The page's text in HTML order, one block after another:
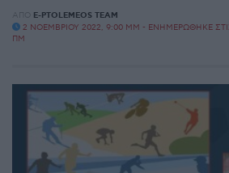
ΑΠΌ E-PTOLEMEOS TEAM
2 ΝΟΕΜΒΡΊΟΥ 2022, 9:00 ΜΜ - ΕΝΗΜΕΡΏΘΗΚΕ
ΠΜ